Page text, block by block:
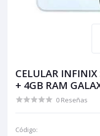
CELULAR
+ 4GB RAM
0 Reseñas
Código: